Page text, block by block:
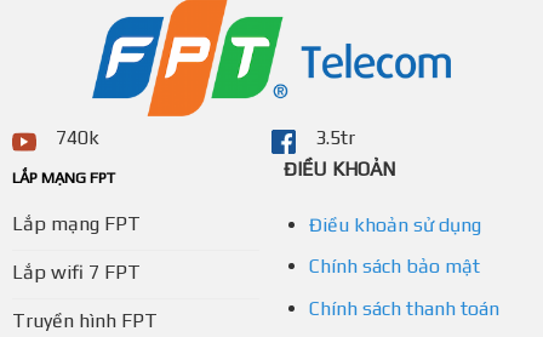
740k 3.5tr
LẮP MẠNG FPT
Lắp mạng FPT
Lắp wifi 7 FPT
Truyền hình FPT
ĐIỀU KHOẢN
Điều khoản sử dụng
Chính sách bảo mật
Chính sách thanh toán